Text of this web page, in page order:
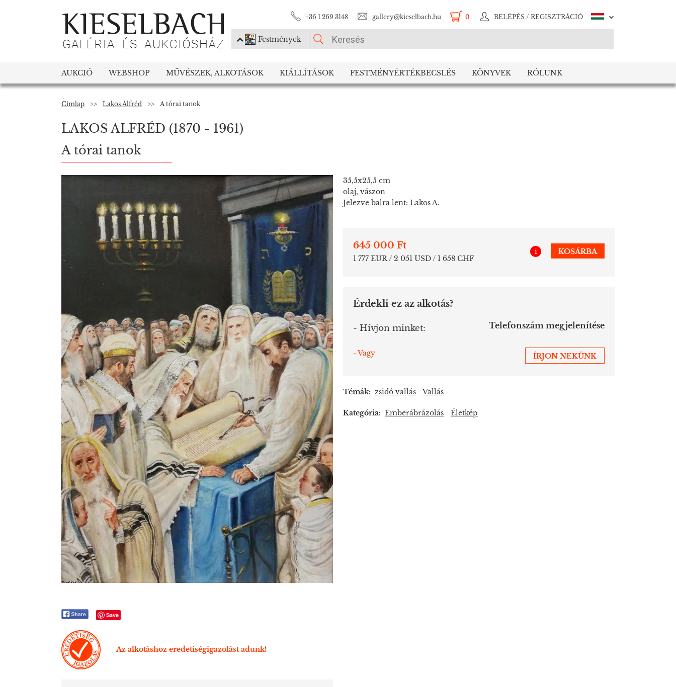
+36 1 269 3148 gallery@kieselbach.hu 0 BELÉPÉS / REGISZTRÁCIÓ
Festmények
Festmények
AUKCIÓ WEBSHOP MŰVÉSZEK, ALKOTÁSOK KIÁLLÍTÁSOK FESTMÉNYÉRTÉKBECSLÉS KÖNYVEK RÓLUNK
Címlap >> Lakos Alfréd >> A tórai tanok
LAKOS ALFRÉD (1870 - 1961)
A tórai tanok
Save
Az alkotáshoz eredetiségigazolást adunk!
35,5x25,5 cm
olaj, vászon
Jelezve balra lent: Lakos A.
645 000 Ft
1 777 EUR / 2 051 USD / 1 658 CHF
i KOSÁRBA
Érdekli ez az alkotás?
- Hívjon minket: Telefonszám megjelenítése
- Vagy ÍRJON NEKÜNK
Témák: zsidó vallás Vallás
Kategória: Emberábrázolás Életkép